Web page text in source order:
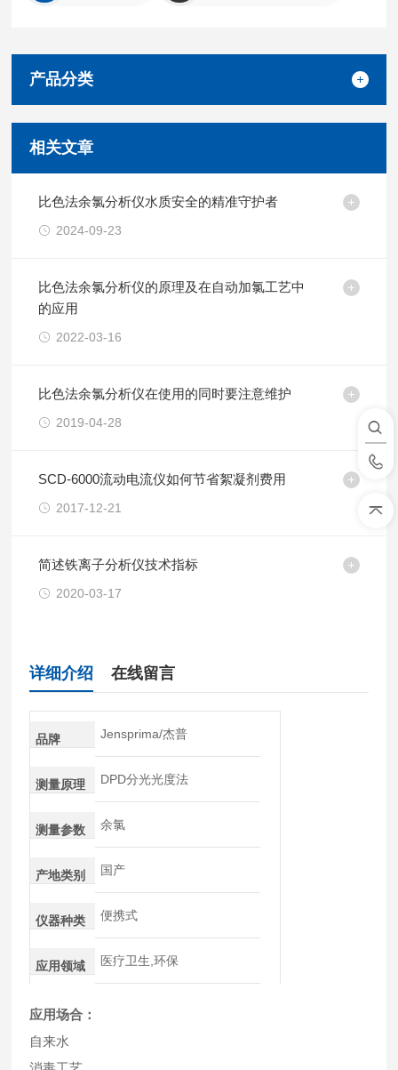
产品分类
相关文章
比色法余氯分析仪水质安全的精准守护者
2024-09-23
比色法余氯分析仪的原理及在自动加氯工艺中
的应用
2022-03-16
比色法余氯分析仪在使用的同时要注意维护
2019-04-28
SCD-6000流动电流仪如何节省絮凝剂费用
2017-12-21
简述铁离子分析仪技术指标
2020-03-17
详细介绍 在线留言
品牌 Jensprima/杰普
测量原理 DPD分光光度法
测量参数 余氯
产地类别 国产
仪器种类 便携式
应用领域 医疗卫生,环保
应用场合：
自来水